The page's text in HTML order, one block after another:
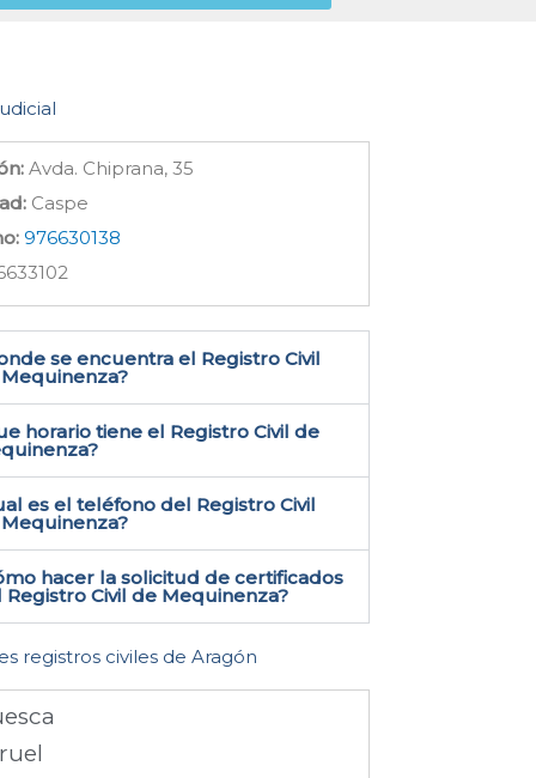
Avda. Chiprana, 35
Caspe
976630138
se encuentra el Registro Civil
horario tiene el Registro Civil de
es el teléfono del Registro Civil
hacer la solicitud de certificados
Registro Civil de Mequinenza​?
registros civiles de Aragón